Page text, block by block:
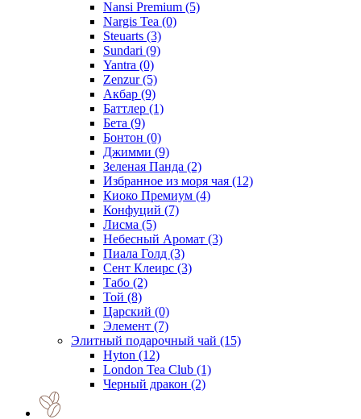
Nansi Premium (5)
Nargis Tea (0)
Steuarts (3)
Sundari (9)
Yantra (0)
Zenzur(5)
Акбар (9)
Баттлер (1)
Бета (9)
Бонтон (0)
Джимми (9)
Зеленая Панда (2)
Избранное из моря чая (12)
Киоко Премиум (4)
Конфуций (7)
Лисма (5)
Небесный Аромат (3)
Пиала Голд (3)
Сент Клеирс (3)
Табо (2)
Той (8)
Царский (0)
Элемент (7)
Элитный подарочный чай (15)
Hyton (12)
London Tea Club (1)
Черный дракон (2)